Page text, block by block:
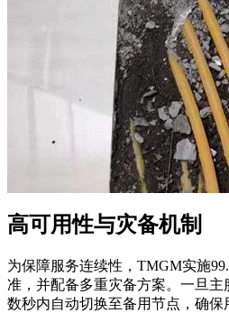
高可用性与灾备机制
为保障服务连续性，TMGM实施
准，并配备多重灾备方案。一旦
数秒内自动切换至备用节点，确保